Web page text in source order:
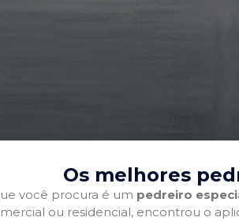
Os melhores
você procura é um pedreiro
ou residencial, encontrou o